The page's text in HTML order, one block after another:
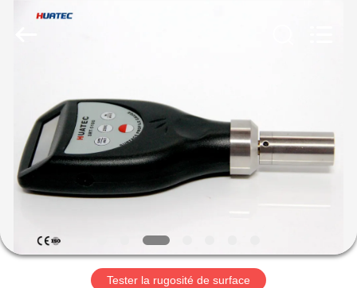
PRODUITS
AU
DE
NOUS
Tester la rugosité de surface